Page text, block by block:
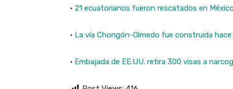
· 21 ecuatorianos fueron rescatados en
· La vía Chongón-Olmedo fue construida
· Embajada de EE.UU. retira 300 visas a